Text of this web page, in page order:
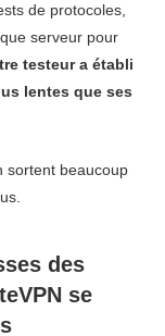
de protocoles,
serveur pour
testeur a établi
lentes que ses
sortent beaucoup
des
se